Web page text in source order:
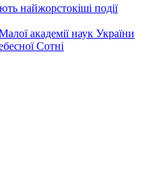
найжорстокіші події
академії наук України
Сотні